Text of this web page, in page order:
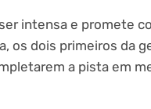
intensa e promete
dois primeiros da
a pista em